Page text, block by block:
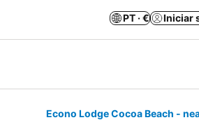
PT · € Iniciar
Econo Lodge Cocoa Beach -